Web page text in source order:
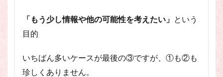
「もう少し情報や他の可能性を考えたい」 という
目的
いちばん多いケースが最後の③ですが、①も②も
珍しくありません。